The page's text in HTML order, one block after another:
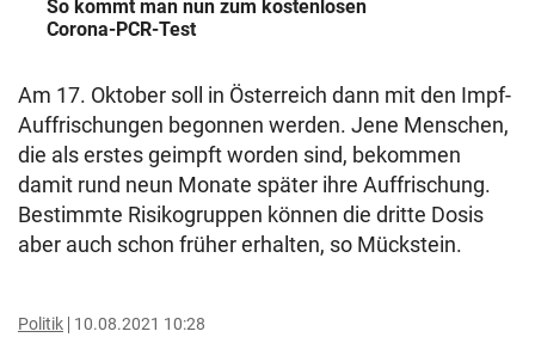
So kommt man nun zum kostenlosen
Corona-PCR-Test
Am 17. Oktober soll in Österreich dann mit den Impf-
Auffrischungen begonnen werden. Jene Menschen,
die als erstes geimpft worden sind, bekommen
damit rund neun Monate später ihre Auffrischung.
Bestimmte Risikogruppen können die dritte Dosis
aber auch schon früher erhalten, so Mückstein.
Politik 10.08.2021 10:28